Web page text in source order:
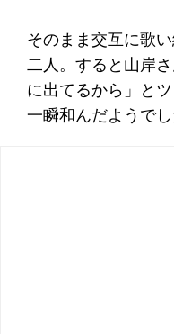
そのまま交互に歌
二人。すると山岸
に出てるから」と
一瞬和んだようでし